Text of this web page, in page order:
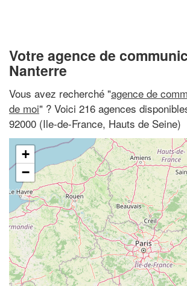
Votre agence de
Nanterre
Vous avez recherché "agence de
de moi" ? Voici 216 agences
92000 (Ile-de-France, Hauts de Seine)
+
−